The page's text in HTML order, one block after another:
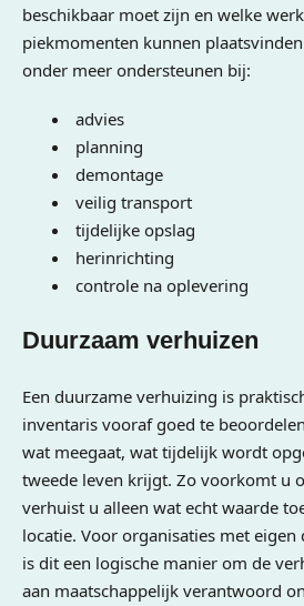
beschikbaar moet zijn en welke
piekmomenten kunnen
onder meer ondersteunen bij:
advies
planning
demontage
veilig transport
tijdelijke opslag
herinrichting
controle na oplevering
Duurzaam verhuizen
Een duurzame verhuizing is
inventaris vooraf goed te
wat meegaat, wat tijdelijk wordt
tweede leven krijgt. Zo voorkomt u
verhuist u alleen wat echt waarde
locatie. Voor organisaties met
is dit een logische manier om de
aan maatschappelijk verantwoord